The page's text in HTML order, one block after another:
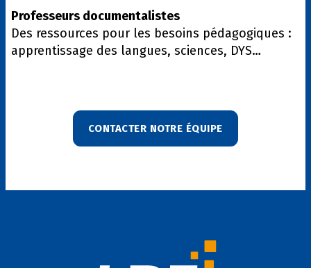
Professeurs documentalistes
Des ressources pour les besoins pédagogiques :
apprentissage des langues, sciences, DYS…
CONTACTER NOTRE ÉQUIPE